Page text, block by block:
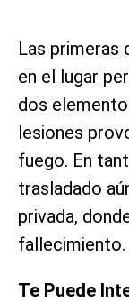
Las primeras
en el lugar
dos
lesiones
fuego. En
trasladado
privada,
fallecimiento.
Te Puede